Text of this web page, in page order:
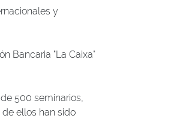
y
Bancaria "La Caixa"
500 seminarios,
ellos han sido